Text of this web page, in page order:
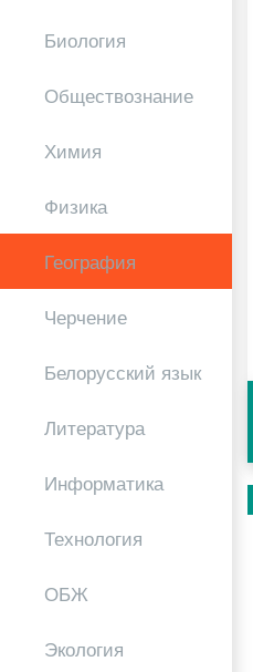
Биология
Обществознание
Химия
Физика
География
Черчение
Белорусский язык
Литература
Информатика
Технология
ОБЖ
Экология